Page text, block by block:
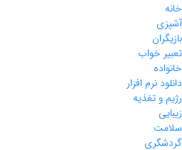
خانه
آشپزی
بازیگران
تعبیر خواب
خانواده
دانلود نرم افزار
رژیم و تغذیه
زیبایی
سلامت
گردشگری